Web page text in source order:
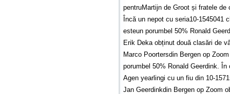
pentruMartijn de Groot și fratele de
Încă un nepot cu seria10-1545041
esteun porumbel 50% Ronald
Erik Deka obținut două clasări de
Marco Poortersdin Bergen op
porumbel 50% Ronald Geerdink.
Agen yearlingi cu un fiu din 10-
Jan Geerdinkdin Bergen op Zoom